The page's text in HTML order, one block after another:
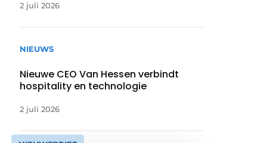
2 juli 2026
NIEUWS
Nieuwe CEO Van Hessen verbindt
hospitality en technologie
2 juli 2026